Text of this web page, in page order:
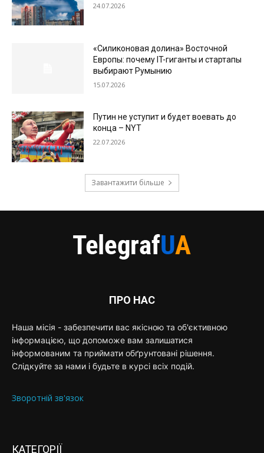
24.07.2026
«Силиконовая долина» Восточной
Европы: почему IT-гиганты и стартапы
выбирают Румынию
15.07.2026
Путин не уступит и будет воевать до
конца – NYT
22.07.2026
Завантажити більше
ПРО НАС
Наша місія - забезпечити вас якісною та об'єктивною
інформацією, що допоможе вам залишатися
інформованим та приймати обґрунтовані рішення.
Слідкуйте за нами і будьте в курсі всіх подій.
Зворотній зв'язок
КАТЕГОРІЇ